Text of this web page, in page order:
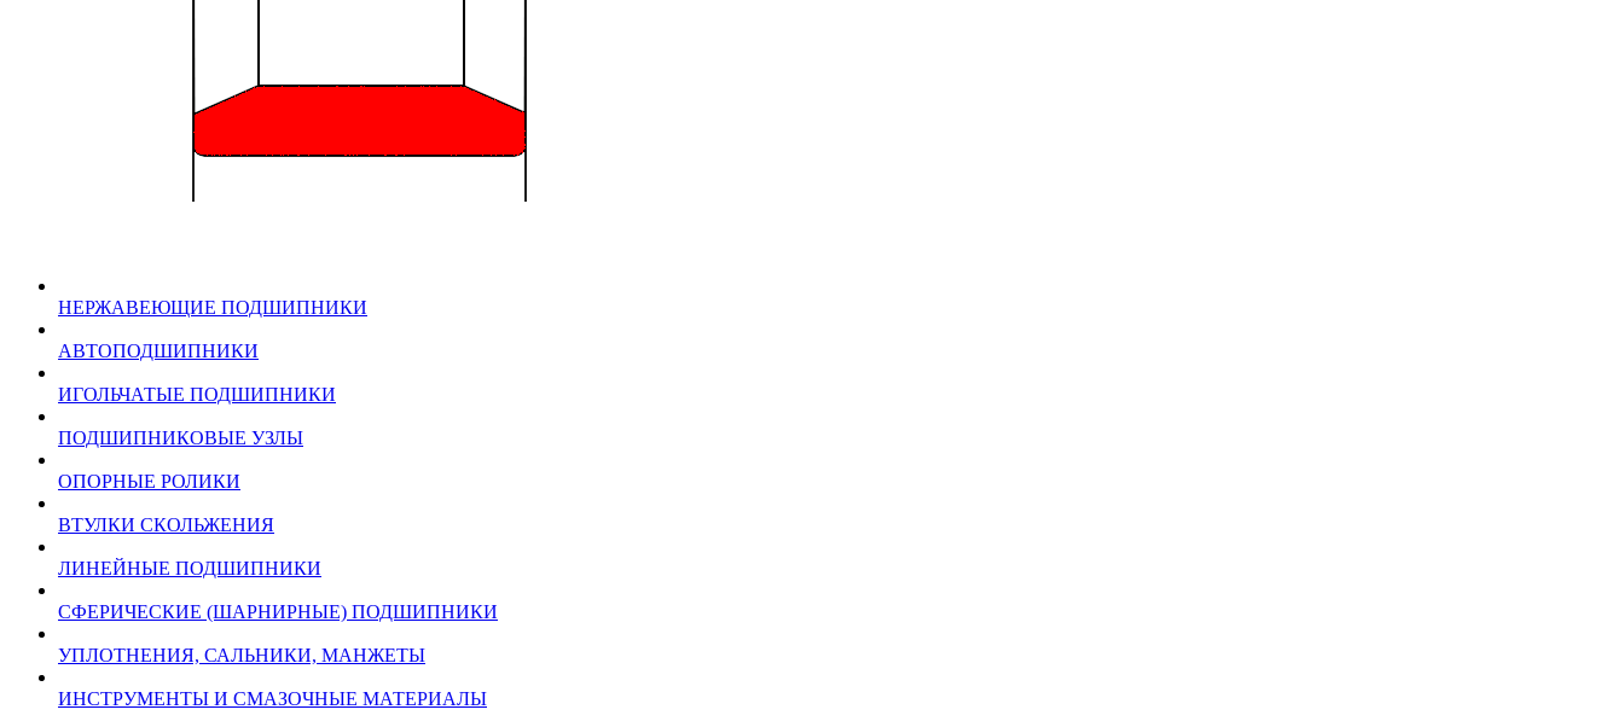
НЕРЖАВЕЮЩИЕ ПОДШИПНИКИ
АВТОПОДШИПНИКИ
ИГОЛЬЧАТЫЕ ПОДШИПНИКИ
ПОДШИПНИКОВЫЕ УЗЛЫ
ОПОРНЫЕ РОЛИКИ
ВТУЛКИ СКОЛЬЖЕНИЯ
ЛИНЕЙНЫЕ ПОДШИПНИКИ
СФЕРИЧЕСКИЕ (ШАРНИРНЫЕ) ПОДШИПНИКИ
УПЛОТНЕНИЯ, САЛЬНИКИ, МАНЖЕТЫ
ИНСТРУМЕНТЫ И СМАЗОЧНЫЕ МАТЕРИАЛЫ